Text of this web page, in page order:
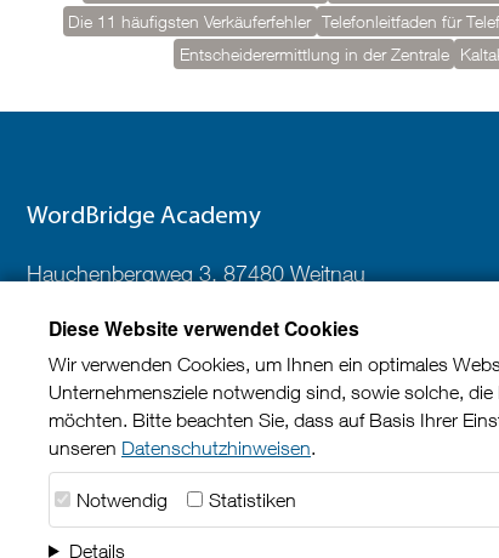
Diese Website verwendet Cookies
Wir verwenden Cookies, um Ihnen ein optimales
Unternehmensziele notwendig sind, sowie solche,
möchten. Bitte beachten Sie, dass auf Basis Ihrer
unseren Datenschutzhinweisen.
Notwendig Statistiken
Details
Die 11 häufigsten Verkäuferfehler Telefonleitfaden für
Entscheiderermittlung in der Zentrale
WordBridge Academy
Hauchenbergweg 3, 87480 Weitnau
Telefon:0251 39488-527
E-Mail:seminare(at)wordbridge-academy.de